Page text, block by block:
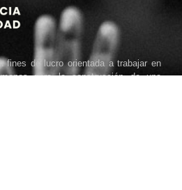
fines de lucro orientada a trabajar en
para la construcción de una